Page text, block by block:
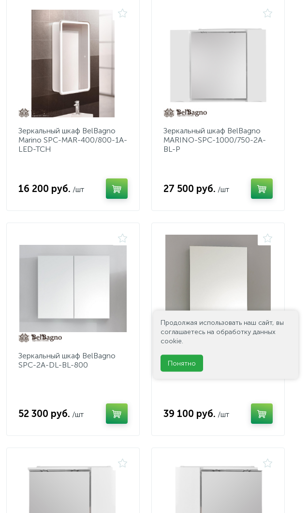
Зеркальный шкаф BelBagno
Marino SPC-MAR-400/800-1A-
LED-TCH
16 200 руб. /шт
Зеркальный шкаф BelBagno
MARINO-SPC-1000/750-2A-
BL-P
27 500 руб. /шт
Зеркальный шкаф BelBagno
SPC-2A-DL-BL-800
52 300 руб. /шт
Зеркальный шкаф BelBagno
SPC-1A-DL-BL-600
39 100 руб. /шт
Продолжая использовать наш сайт, вы
соглашаетесь на обработку данных
cookie.
Понятно